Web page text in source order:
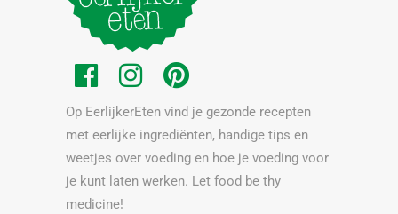
Op EerlijkerEten vind je gezonde recepten
met eerlijke ingrediënten, handige tips en
weetjes over voeding en hoe je voeding voor
je kunt laten werken. Let food be thy
medicine!